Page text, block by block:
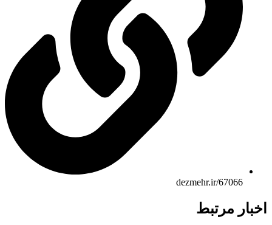
dezmehr.ir/67066
اخبار مرتبط